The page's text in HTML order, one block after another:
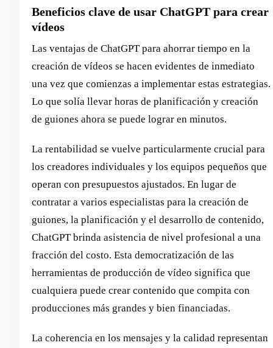
Beneficios clave de usar ChatGPT para crear
vídeos
Las ventajas de ChatGPT para ahorrar tiempo en la
creación de vídeos se hacen evidentes de inmediato
una vez que comienzas a implementar estas estrategias.
Lo que solía llevar horas de planificación y creación
de guiones ahora se puede lograr en minutos.
La rentabilidad se vuelve particularmente crucial para
los creadores individuales y los equipos pequeños que
operan con presupuestos ajustados. En lugar de
contratar a varios especialistas para la creación de
guiones, la planificación y el desarrollo de contenido,
ChatGPT brinda asistencia de nivel profesional a una
fracción del costo. Esta democratización de las
herramientas de producción de vídeo significa que
cualquiera puede crear contenido que compita con
producciones más grandes y bien financiadas.
La coherencia en los mensajes y la calidad representan